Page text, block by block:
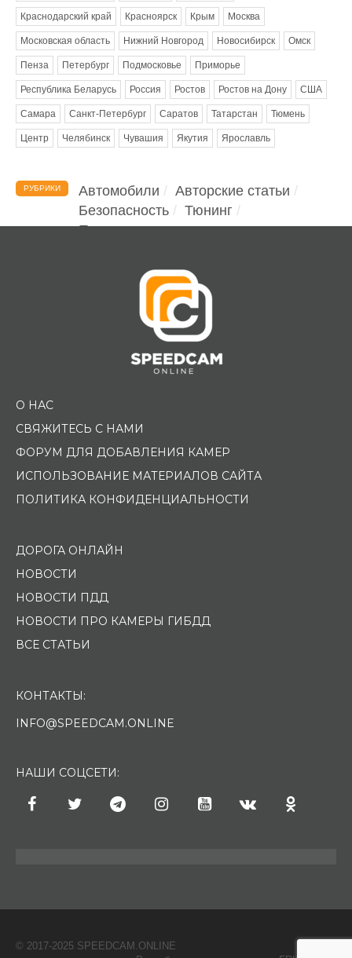
Краснодарский край Красноярск Крым Москва
Московская область Нижний Новгород Новосибирск Омск
Пенза Петербург Подмосковье Приморье
Республика Беларусь Россия Ростов Ростов на Дону США
Самара Санкт-Петербург Саратов Татарстан Тюмень
Центр Челябинск Чувашия Якутия Ярославль
РУБРИКИ Автомобили
Авторские статьи
Безопасность
Тюнинг
Помощь водителю
О НАС
СВЯЖИТЕСЬ С НАМИ
ФОРУМ ДЛЯ ДОБАВЛЕНИЯ КАМЕР
ИСПОЛЬЗОВАНИЕ МАТЕРИАЛОВ САЙТА
ПОЛИТИКА КОНФИДЕНЦИАЛЬНОСТИ
ДОРОГА ОНЛАЙН
НОВОСТИ
НОВОСТИ ПДД
НОВОСТИ ПРО КАМЕРЫ ГИБДД
ВСЕ СТАТЬИ
КОНТАКТЫ:
INFO@SPEEDCAM.ONLINE
НАШИ СОЦСЕТИ:
© 2017-2025 SPEEDCAM.ONLINE